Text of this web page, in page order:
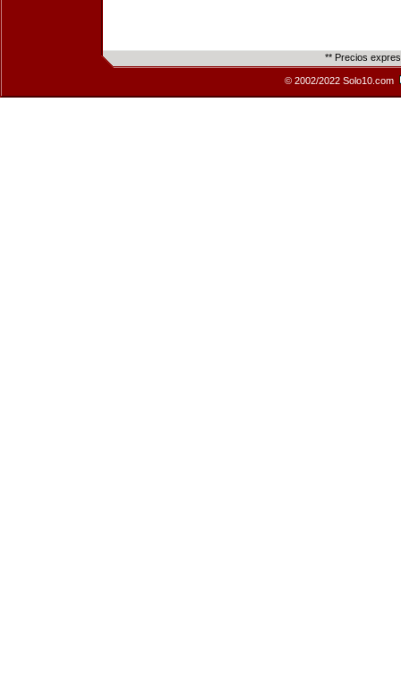
** Precios
© 2002/2022 Solo10.com